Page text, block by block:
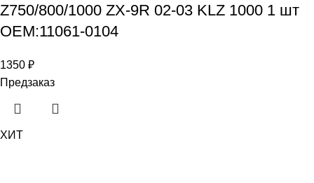
Z750/800/1000 ZX-9R 02-03 KLZ 1000 1 шт
OEM:11061-0104
1350 ₽
Предзаказ
ХИТ